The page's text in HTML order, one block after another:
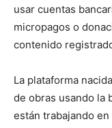
usar cuentas
micropagos o
contenido
La plataforma
de obras usando la
están trabajando